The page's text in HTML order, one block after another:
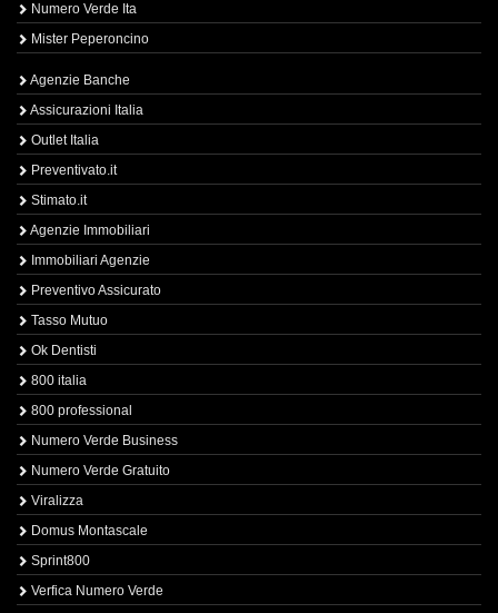
Numero Verde Ita
Mister Peperoncino
Agenzie Banche
Assicurazioni Italia
Outlet Italia
Preventivato.it
Stimato.it
Agenzie Immobiliari
Immobiliari Agenzie
Preventivo Assicurato
Tasso Mutuo
Ok Dentisti
800 italia
800 professional
Numero Verde Business
Numero Verde Gratuito
Viralizza
Domus Montascale
Sprint800
Verfica Numero Verde